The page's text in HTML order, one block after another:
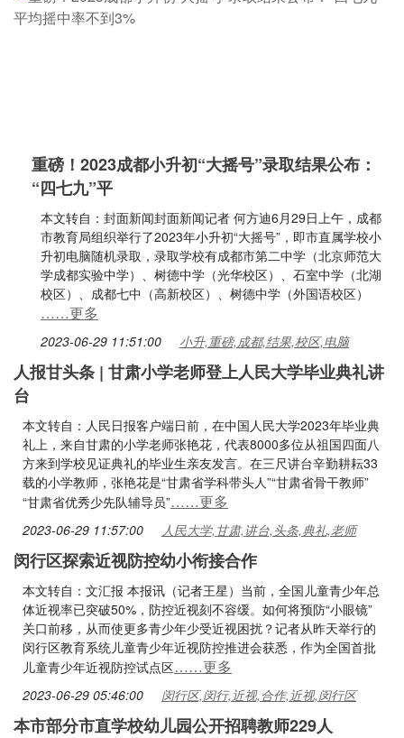
重磅！2023成都小升初“大摇号”录取结果公布：
“四七九”平
本文转自：封面新闻封面新闻记者 何方迪6月29日上午，成都
市教育局组织举行了2023年小升初“大摇号”，即市直属学校小
升初电脑随机录取，录取学校有成都市第二中学（北京师范大
学成都实验中学）、树德中学（光华校区）、石室中学（北湖
校区）、成都七中（高新校区）、树德中学（外国语校区）
……更多
2023-06-29 11:51:00 小升,重磅,成都,结果,校区,电脑
人报甘头条 | 甘肃小学老师登上人民大学毕业典礼讲
台
本文转自：人民日报客户端日前，在中国人民大学2023年毕业典
礼上，来自甘肃的小学老师张艳花，代表8000多位从祖国四面八
方来到学校见证典礼的毕业生亲友发言。在三尺讲台辛勤耕耘33
载的小学教师，张艳花是“甘肃省学科带头人”“甘肃省骨干教师”
“甘肃省优秀少先队辅导员”……更多
2023-06-29 11:57:00 人民大学,甘肃,讲台,头条,典礼,老师
闵行区探索近视防控幼小衔接合作
本文转自：文汇报 本报讯（记者王星）当前，全国儿童青少年总
体近视率已突破50%，防控近视刻不容缓。如何将预防“小眼镜”
关口前移，从而使更多青少年少受近视困扰？记者从昨天举行的
闵行区教育系统儿童青少年近视防控推进会获悉，作为全国首批
儿童青少年近视防控试点区……更多
2023-06-29 05:46:00 闵行区,闵行,近视,合作,近视,闵行区
本市部分市直学校幼儿园公开招聘教师229人